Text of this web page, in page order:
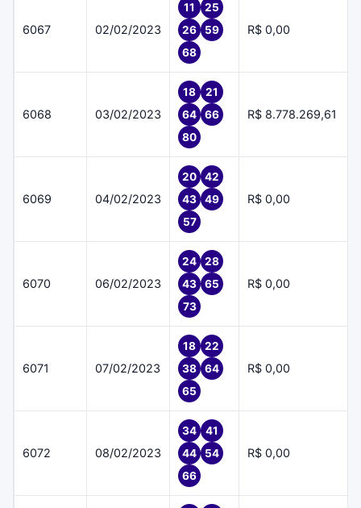
6067 02/02/2023
11
25
26
59
68
R$ 0,00
6068 03/02/2023
18
21
64
66
80
R$ 8.778.269,61
6069 04/02/2023
20
42
43
49
57
R$ 0,00
6070 06/02/2023
24
28
43
65
73
R$ 0,00
6071 07/02/2023
18
22
38
64
65
R$ 0,00
6072 08/02/2023
34
41
44
54
66
R$ 0,00